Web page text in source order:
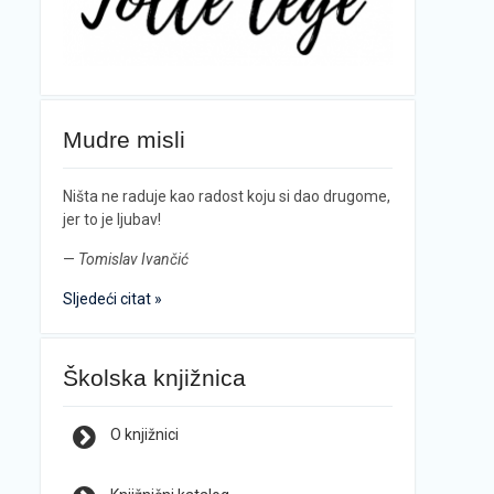
Mudre misli
Ništa ne raduje kao radost koju si dao drugome,
jer to je ljubav!
— Tomislav Ivančić
Sljedeći citat »
Školska knjižnica
O knjižnici